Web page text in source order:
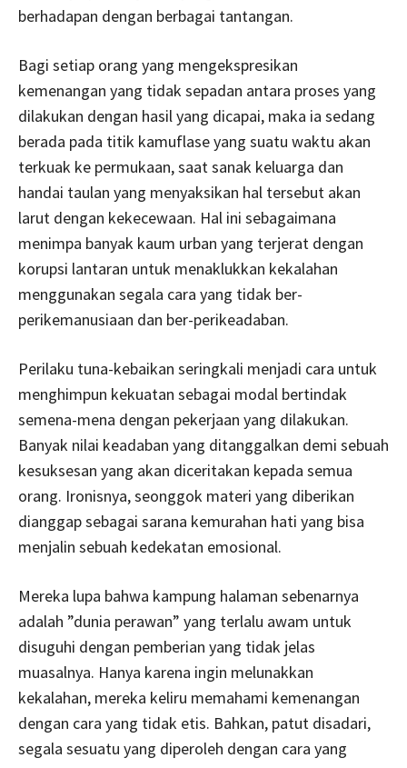
berhadapan dengan berbagai tantangan.
Bagi setiap orang yang mengekspresikan
kemenangan yang tidak sepadan antara proses yang
dilakukan dengan hasil yang dicapai, maka ia sedang
berada pada titik kamuflase yang suatu waktu akan
terkuak ke permukaan, saat sanak keluarga dan
handai taulan yang menyaksikan hal tersebut akan
larut dengan kekecewaan. Hal ini sebagaimana
menimpa banyak kaum urban yang terjerat dengan
korupsi lantaran untuk menaklukkan kekalahan
menggunakan segala cara yang tidak ber-
perikemanusiaan dan ber-perikeadaban.
Perilaku tuna-kebaikan seringkali menjadi cara untuk
menghimpun kekuatan sebagai modal bertindak
semena-mena dengan pekerjaan yang dilakukan.
Banyak nilai keadaban yang ditanggalkan demi sebuah
kesuksesan yang akan diceritakan kepada semua
orang. Ironisnya, seonggok materi yang diberikan
dianggap sebagai sarana kemurahan hati yang bisa
menjalin sebuah kedekatan emosional.
Mereka lupa bahwa kampung halaman sebenarnya
adalah ”dunia perawan” yang terlalu awam untuk
disuguhi dengan pemberian yang tidak jelas
muasalnya. Hanya karena ingin melunakkan
kekalahan, mereka keliru memahami kemenangan
dengan cara yang tidak etis. Bahkan, patut disadari,
segala sesuatu yang diperoleh dengan cara yang